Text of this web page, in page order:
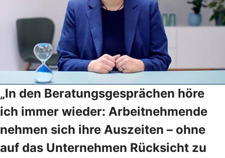
„In den Beratungsgesprächen höre
ich immer wieder: Arbeitnehmende
nehmen sich ihre Auszeiten – ohne
auf das Unternehmen Rücksicht zu